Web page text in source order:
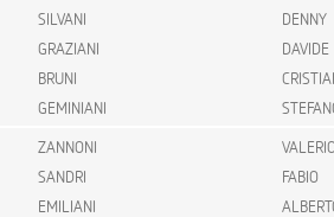
SILVANI
DENNY
GRAZIANI
DAVIDE
BRUNI
GEMINIANI
ZANNONI
SANDRI
FABIO
EMILIANI